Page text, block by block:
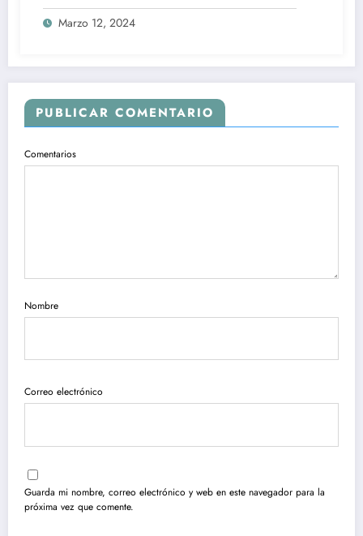
Marzo 12, 2024
PUBLICAR COMENTARIO
Comentarios
Nombre
Correo electrónico
Guarda mi nombre, correo electrónico y web en este navegador para la
próxima vez que comente.